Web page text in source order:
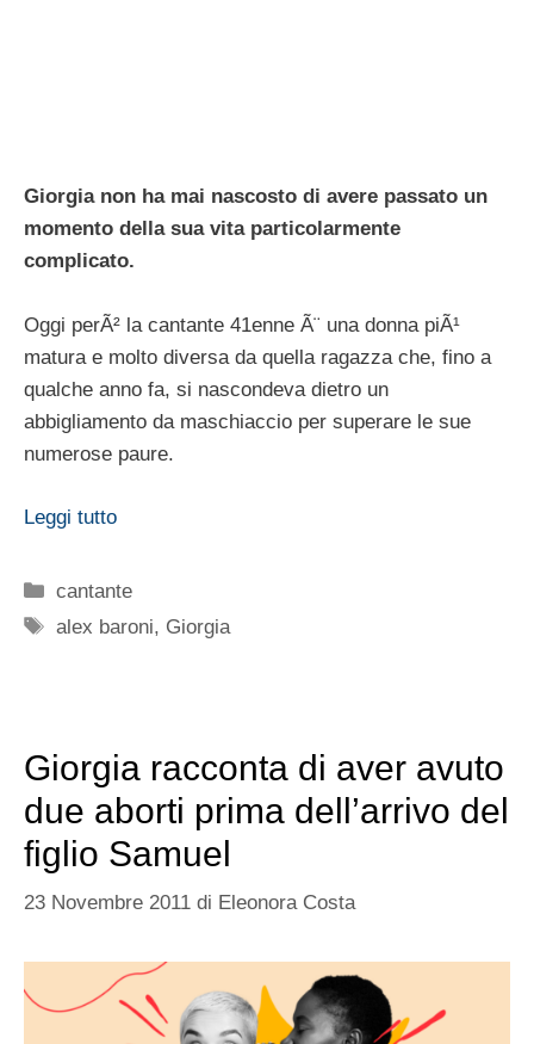
Giorgia non ha mai nascosto di avere passato un
momento della sua vita particolarmente
complicato.
Oggi perÃ² la cantante 41enne Ã¨ una donna piÃ¹
matura e molto diversa da quella ragazza che, fino a
qualche anno fa, si nascondeva dietro un
abbigliamento da maschiaccio per superare le sue
numerose paure.
Leggi tutto
Categorie
cantante
Tag
alex baroni, Giorgia
Giorgia racconta di aver avuto
due aborti prima dell’arrivo del
figlio Samuel
23 Novembre 2011 di Eleonora Costa